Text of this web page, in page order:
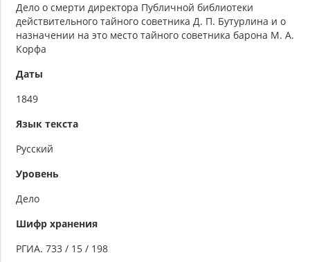
Дело о смерти директора Публичной библиотеки
действительного тайного советника Д. П. Бутурлина и о
назначении на это место тайного советника барона М. А.
Корфа
Даты
1849
Язык текста
Русский
Уровень
Дело
Шифр хранения
РГИА. 733 / 15 / 198